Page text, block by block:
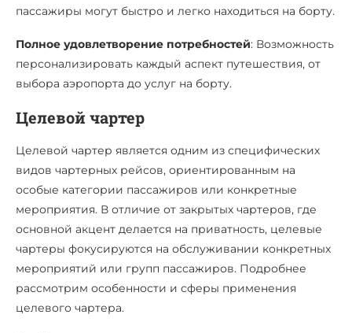
пассажиры могут быстро и легко находиться на борту.
Полное удовлетворение потребностей: Возможность
персонализировать каждый аспект путешествия, от
выбора аэропорта до услуг на борту.
Целевой чартер
Целевой чартер является одним из специфических
видов чартерных рейсов, ориентированным на
особые категории пассажиров или конкретные
мероприятия. В отличие от закрытых чартеров, где
основной акцент делается на приватность, целевые
чартеры фокусируются на обслуживании конкретных
мероприятий или групп пассажиров. Подробнее
рассмотрим особенности и сферы применения
целевого чартера.